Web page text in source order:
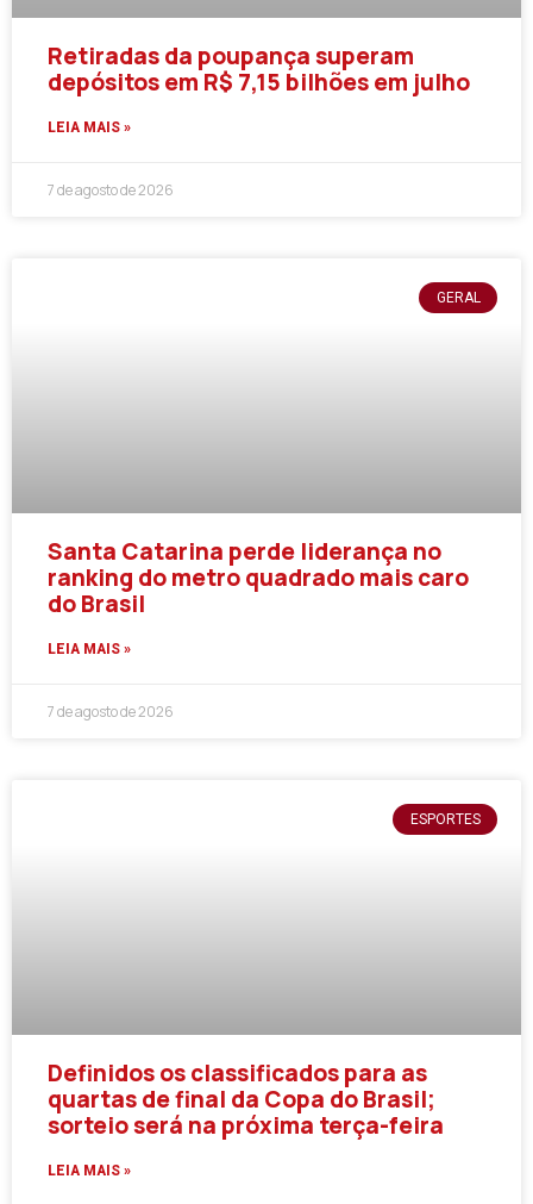
Retiradas da poupança superam
depósitos em R$ 7,15 bilhões em julho
LEIA MAIS »
7 de agosto de 2026
GERAL
Santa Catarina perde liderança no
ranking do metro quadrado mais caro
do Brasil
LEIA MAIS »
7 de agosto de 2026
ESPORTES
Definidos os classificados para as
quartas de final da Copa do Brasil;
sorteio será na próxima terça-feira
LEIA MAIS »